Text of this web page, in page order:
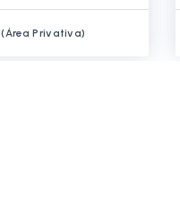
(Área Privativa)